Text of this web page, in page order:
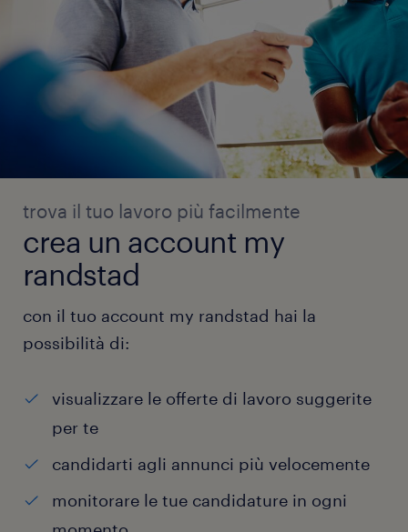
trova il tuo lavoro più facilmente
crea un account my
randstad
con il tuo account my randstad hai la
possibilità di:
visualizzare le offerte di lavoro suggerite
per te
candidarti agli annunci più velocemente
monitorare le tue candidature in ogni